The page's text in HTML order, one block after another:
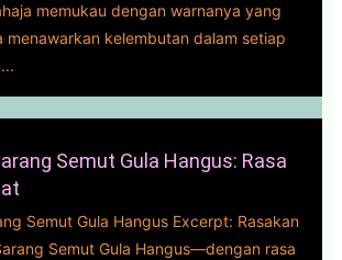
memukau dengan warnanya yang
menawarkan kelembutan dalam setiap
Semut Gula Hangus: Rasa
Semut Gula Hangus Excerpt: Rasakan
Semut Gula Hangus—dengan rasa